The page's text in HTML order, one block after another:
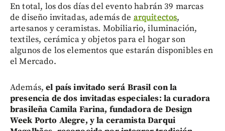
En total, los dos días del evento habrán 39 marcas
de diseño invitadas, además de arquitectos,
artesanos y ceramistas. Mobiliario, iluminación,
textiles, cerámica y objetos para el hogar son
algunos de los elementos que estarán disponibles en
el Mercado.
Además,el país invitado será Brasil con la
presencia de dos invitadas especiales: la curadora
brasileña Camila Farina, fundadora de Design
Week Porto Alegre, y la ceramista Darqui